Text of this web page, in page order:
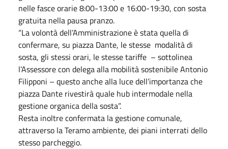
nelle fasce orarie 8:00-13:00 e 16:00-19:30, con sosta
gratuita nella pausa pranzo.
“La volontà dell’Amministrazione è stata quella di
confermare, su piazza Dante, le stesse modalità di
sosta, gli stessi orari, le stesse tariffe – sottolinea
l’Assessore con delega alla mobilità sostenibile Antonio
Filipponi – questo anche alla luce dell’importanza che
piazza Dante rivestirà quale hub intermodale nella
gestione organica della sosta”.
Resta inoltre confermata la gestione comunale,
attraverso la Teramo ambiente, dei piani interrati dello
stesso parcheggio.